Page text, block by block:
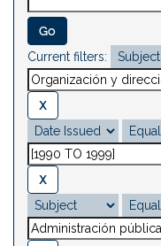
Current filters: